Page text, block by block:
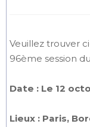
Veuillez trouver
96ème session
Date : Le 12
Lieux : Paris,